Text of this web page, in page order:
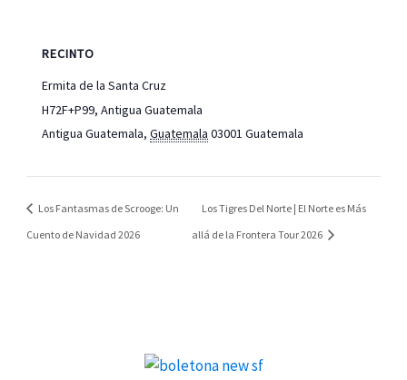
RECINTO
Ermita de la Santa Cruz
H72F+P99, Antigua Guatemala
Antigua Guatemala, Guatemala 03001 Guatemala
Los Fantasmas de Scrooge: Un
Cuento de Navidad 2026
Los Tigres Del Norte | El Norte es Más
allá de la Frontera Tour 2026